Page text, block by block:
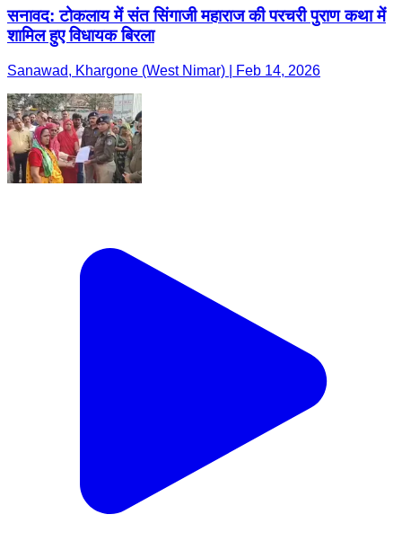
सनावद: टोकलाय में संत सिंगाजी महाराज की परचरी पुराण कथा में
शामिल हुए विधायक बिरला
Sanawad, Khargone (West Nimar) | Feb 14, 2026